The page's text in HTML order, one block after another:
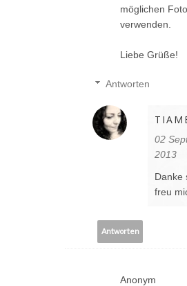
möglichen
verwenden.
Liebe Grüße!
Antworten
02
2013
Danke
freu
Antworten
Anonym